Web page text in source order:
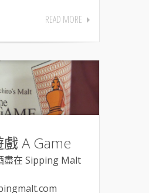
READ MORE
A Game
盡在 Sipping Malt